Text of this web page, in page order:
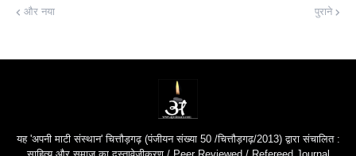
और नया पुराने
यह 'अपनी माटी संस्थान' चित्तौड़गढ़ (पंजीयन संख्या 50 /चित्तौड़गढ़/2013) द्वारा संचालित :